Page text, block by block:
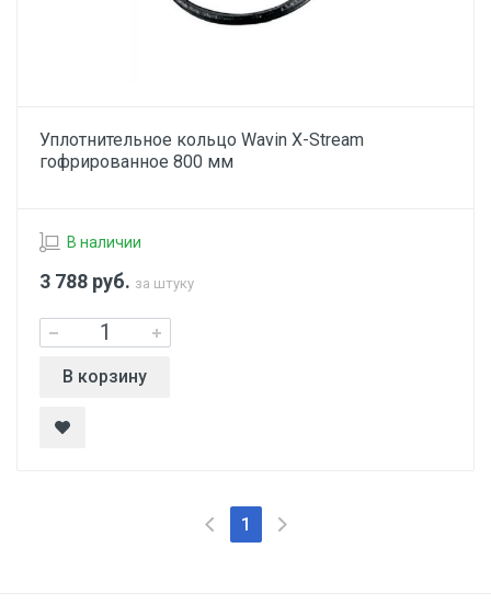
Уплотнительное кольцо Wavin X-Stream
гофрированное 800 мм
В наличии
3 788 руб. за штуку
В корзину
1